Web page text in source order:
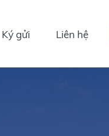
Ký gửi Liên hệ